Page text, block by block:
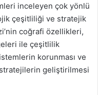
inceleyen çok yönlü
çeşitliliği ve stratejik
coğrafi özellikleri,
ile çeşitlilik
korunması ve
geliştirilmesi